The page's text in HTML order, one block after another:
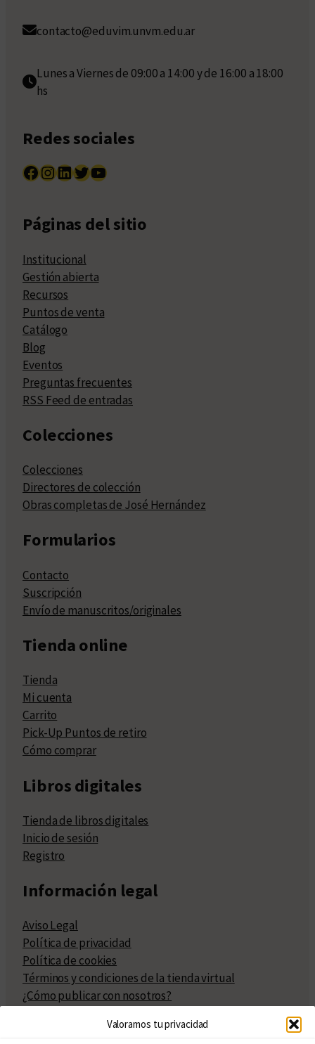
Valoramos tu privacidad
contacto@eduvim.unvm.edu.ar
Lunes a Viernes de 09:00 a 14:00 y de 16:00 a 18:00
hs
Redes sociales
Facebook InstagramLinkedIn Twitter YouTube
Páginas del sitio
Institucional
Gestión abierta
Recursos
Puntos de venta
Catálogo
Blog
Eventos
Preguntas frecuentes
RSS Feed de entradas
Colecciones
Colecciones
Directores de colección
Obras completas de José Hernández
Formularios
Contacto
Suscripción
Envío de manuscritos/originales
Tienda online
Tienda
Mi cuenta
Carrito
Pick-Up Puntos de retiro
Cómo comprar
Libros digitales
Tienda de libros digitales
Inicio de sesión
Registro
Información legal
Aviso Legal
Política de privacidad
Política de cookies
Términos y condiciones de la tienda virtual
¿Cómo publicar con nosotros?
Políticas de publicación